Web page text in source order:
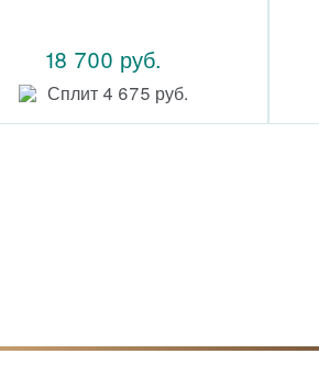
18 700 руб.
Сплит 4 675 руб.